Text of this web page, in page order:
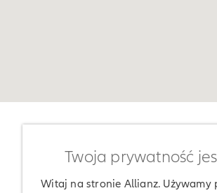
Twoja prywatność
Witaj na stronie Allianz. Używamy